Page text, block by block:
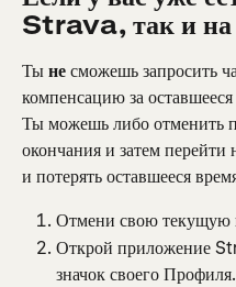
Strava, так и
Ты не сможешь запросить
компенсацию за
Ты можешь либо отменить
окончания и затем перейти
и потерять оставшееся
Отмени свою текущую
Открой приложение
значок своего Профиля.